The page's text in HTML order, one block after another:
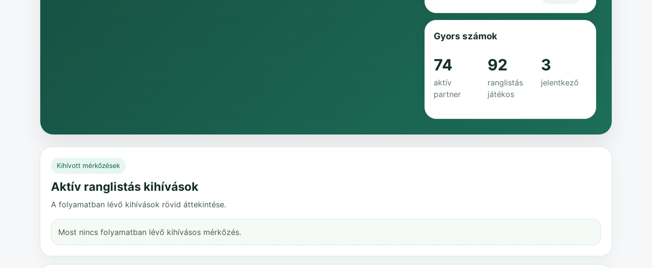
Gyors számok
74
aktív
partner
92
ranglistás
játékos
3
jelentkező
Kihívott mérkőzések
Aktív ranglistás kihívások
A folyamatban lévő kihívások rövid áttekintése.
Most nincs folyamatban lévő kihívásos mérkőzés.